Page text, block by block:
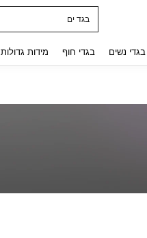
בגד ים
בגדי נשים בגדי חוף מידות גדולות